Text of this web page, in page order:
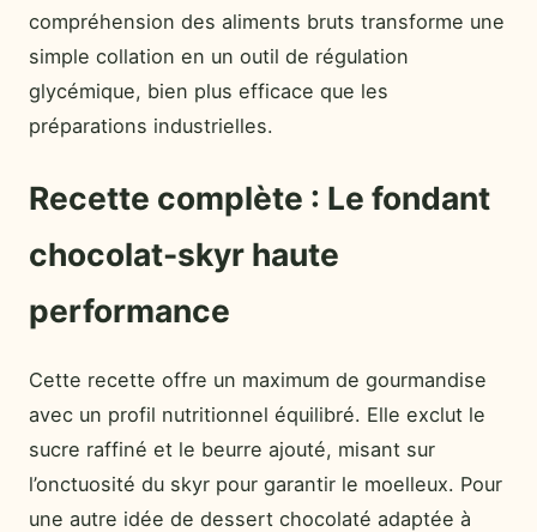
compréhension des aliments bruts transforme une
simple collation en un outil de régulation
glycémique, bien plus efficace que les
préparations industrielles.
Recette complète : Le fondant
chocolat-skyr haute
performance
Cette recette offre un maximum de gourmandise
avec un profil nutritionnel équilibré. Elle exclut le
sucre raffiné et le beurre ajouté, misant sur
l’onctuosité du skyr pour garantir le moelleux. Pour
une autre idée de dessert chocolaté adaptée à